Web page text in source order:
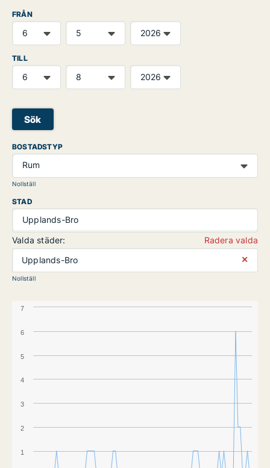
FRÅN
TILL
Sök
BOSTADSTYP
Rum
Nollställ
STAD
Upplands-Bro
Valda städer:
Radera valda
Upplands-Bro
⨯
Nollställ
1
2
3
4
5
6
7